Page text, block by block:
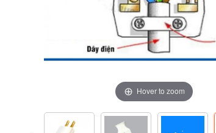
Hover to zoom
Hover to zoom
Hover to zoom
Hover to zoom